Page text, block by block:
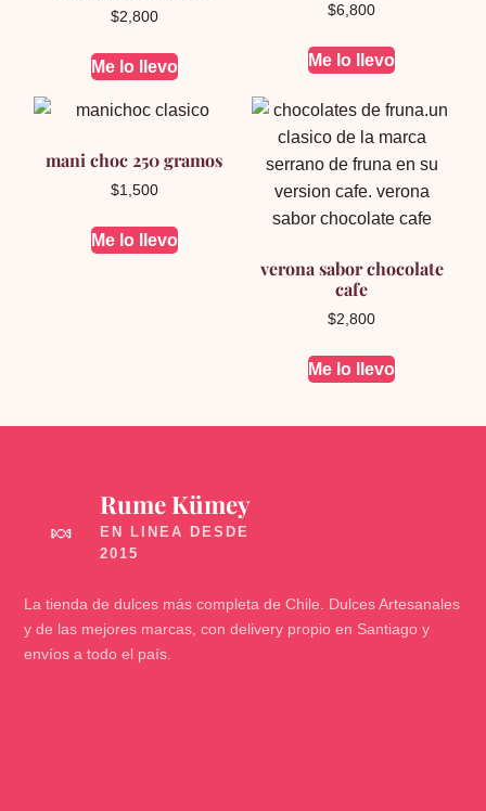
$2,800
Me lo llevo
$6,800
Me lo llevo
mani choc 250 gramos
$1,500
Me lo llevo
verona sabor chocolate
cafe
$2,800
Me lo llevo
🍬
Rume Kümey
La tienda de dulces más completa de Chile. Dulces Artesanales
y de las mejores marcas, con delivery propio en Santiago y
envíos a todo el país.